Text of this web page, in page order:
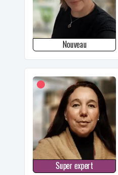
Nouveau
Super expert